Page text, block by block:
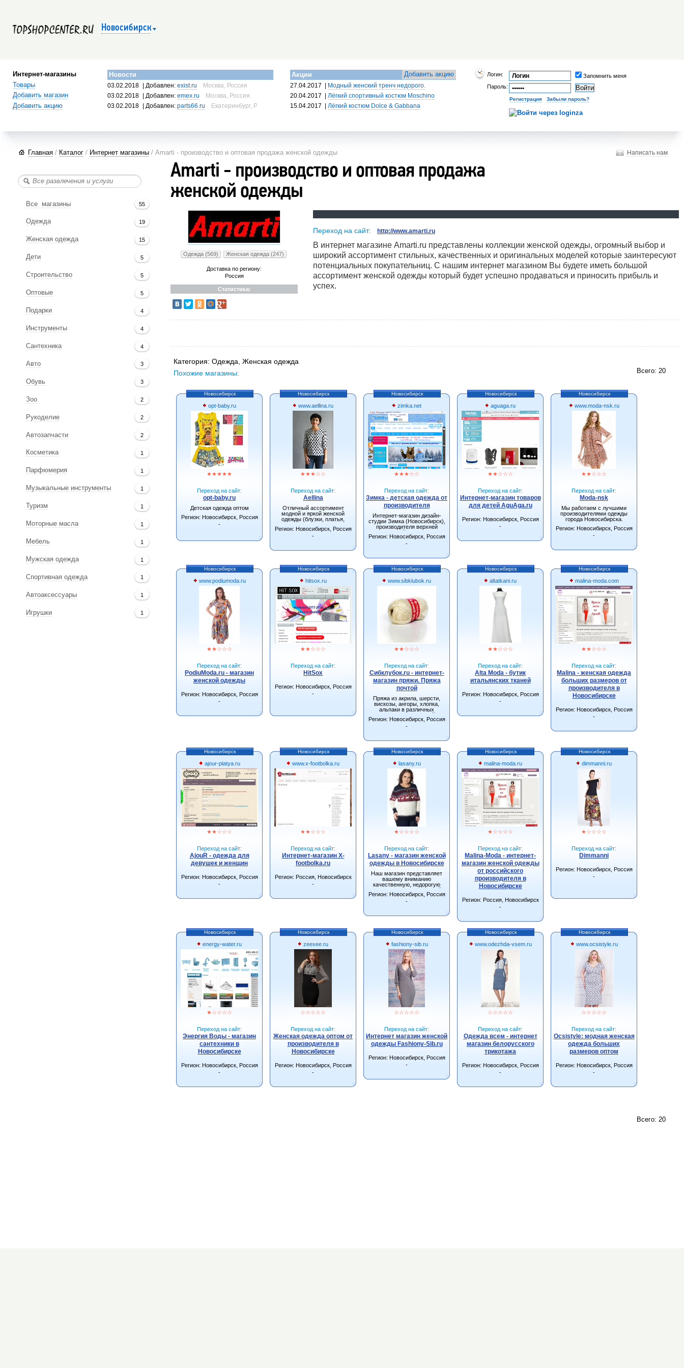
Новосибирск
Интернет-магазины
Товары
Добавить магазин
Добавить акцию
Новости
03.02.2018 | Добавлен: exist.ru
Москва, Россия
03.02.2018
| Добавлен: emex.ru
Москва, Россия
03.02.2018
| Добавлен: parts66.ru Екатеринбург, Россия
Добавить акцию
Акции
27.04.2017
Модный женский тренч недорого.
20.04.2017
Лёгкий спортивный костюм Moschino
15.04.2017
Лёгкий костюм Dolce & Gabbana
Логин:
Запомнить меня
Пароль:
Регистрация| Забыли пароль?
Написать нам
Главная / Каталог / Интернет магазины / Amarti - производство и оптовая продажа женской одежды
Все магазины 55
Одежда 19
Женская одежда 15
Дети 5
Строительство 5
Оптовые 5
Подарки 4
Инструменты 4
Сантехника 4
Авто 3
Обувь 3
Зоо 2
Рукоделие 2
Автозапчасти 2
Косметика 1
Парфюмерия 1
Музыкальные инструменты 1
Туризм 1
Моторные масла 1
Мебель 1
Мужская одежда 1
Спортивная одежда 1
Автоаксессуары 1
Игрушки 1
Amarti - производство и оптовая продажа
женской одежды
Одежда (569) Женская одежда (247)
Доставка по региону:
Россия
Статистика:
Переход на сайт: http://www.amarti.ru
В интернет магазине Amarti.ru представлены коллекции женской одежды, огромный выбор и
широкий ассортимент стильных, качественных и оригинальных моделей которые заинтересуют
потенциальных покупательниц. С нашим интернет магазином Вы будете иметь большой
ассортимент женской одежды который будет успешно продаваться и приносить прибыль и
успех.
Категория: Одежда, Женская одежда
Похожие магазины:
Всего: 20
Новосибирск
opt-baby.ru
★★★★★
Переход на сайт:
opt-baby.ru
Детская одежда оптом
Регион: Новосибирск, Россия
-
Новосибирск
www.aellina.ru
★★★☆☆
Переход на сайт:
Aellina
Отличный ассортимент
модной и яркой женской
одежды (блузки, платья,
Регион: Новосибирск, Россия
-
Новосибирск
zimka.net
★★★☆☆
Переход на сайт:
Зимка - детская одежда от
производителя
Интернет-магазин дизайн-
студии Зимка (Новосибирск),
производителя верхней
детской одежды.
Регион: Новосибирск, Россия
-
Новосибирск
aguaga.ru
★★☆☆☆
Переход на сайт:
Интернет-магазин товаров
для детей AguAga.ru
Регион: Новосибирск, Россия
-
Новосибирск
www.moda-nsk.ru
★★☆☆☆
Переход на сайт:
Moda-nsk
Мы работаем с лучшими
производителями одежды
города Новосибирска.
Регион: Новосибирск, Россия
-
Новосибирск
www.podiumoda.ru
★★☆☆☆
Переход на сайт:
PodiuModa.ru - магазин
женской одежды
Регион: Новосибирск, Россия
-
Новосибирск
hitsox.ru
★★☆☆☆
Переход на сайт:
HitSox
Регион: Новосибирск, Россия
-
Новосибирск
www.sibklubok.ru
★★☆☆☆
Переход на сайт:
Сибклубок.ru - интернет-
магазин пряжи. Пряжа
почтой
Пряжа из акрила, шерсти,
вискозы, ангоры, хлопка,
альпаки в различных
сочетаниях. Большой
ассортимент спиц, крючков и
других инструментов для
Регион: Новосибирск, Россия
-
Новосибирск
altatkani.ru
★★☆☆☆
Переход на сайт:
Alta Moda - бутик
итальянских тканей
Регион: Новосибирск, Россия
-
Новосибирск
malina-moda.com
★★☆☆☆
Переход на сайт:
Malina - женская одежда
больших размеров от
производителя в
Новосибирске
Регион: Новосибирск, Россия
-
Новосибирск
ajour-platya.ru
★★☆☆☆
Переход на сайт:
AjouR - одежда для
девушек и женщин
Регион: Новосибирск, Россия
-
Новосибирск
www.x-footbolka.ru
★★☆☆☆
Переход на сайт:
Интернет-магазин X-
footbolka.ru
Регион: Россия, Новосибирск
-
Новосибирск
lasany.ru
★☆☆☆☆
Переход на сайт:
Lasany - магазин женской
одежды в Новосибирске
Наш магазин представляет
вашему вниманию
качественную, недорогую
одежду от производителей
г.Новосибирска.
Регион: Новосибирск, Россия
-
Новосибирск
malina-moda.ru
★☆☆☆☆
Переход на сайт:
Malina-Moda - интернет-
магазин женской одежды
от российского
производителя в
Новосибирске
Регион: Россия, Новосибирск
-
Новосибирск
dimmanni.ru
★☆☆☆☆
Переход на сайт:
Dimmanni
Регион: Новосибирск, Россия
-
Новосибирск
energy-water.ru
★☆☆☆☆
Переход на сайт:
Энергия Воды - магазин
сантехники в
Новосибирске
Регион: Новосибирск, Россия
-
Новосибирск
zeexee.ru
☆☆☆☆☆
Переход на сайт:
Женская одежда оптом от
производителя в
Новосибирске
Регион: Новосибирск, Россия
-
Новосибирск
fashiony-sib.ru
☆☆☆☆☆
Переход на сайт:
Интернет магазин женской
одежды Fashiony-Sib.ru
Регион: Новосибирск, Россия
-
Новосибирск
www.odezhda-vsem.ru
☆☆☆☆☆
Переход на сайт:
Одежда всем - интернет
магазин белорусского
трикотажа
Регион: Новосибирск, Россия
-
Новосибирск
www.ocsistyle.ru
☆☆☆☆☆
Переход на сайт:
Ocsistyle: модная женская
одежда больших
размеров оптом
Регион: Новосибирск, Россия
-
Всего: 20